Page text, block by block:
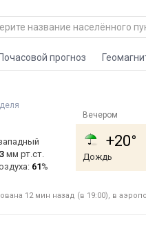
Почасовой прогноз
мм рт.ст.
61%
Вечером
+20°
Дождь
12 мин назад (в 19:00), в